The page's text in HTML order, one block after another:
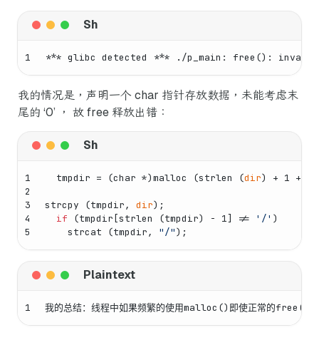
1 *** glibc detected *** ./p_main: free():
我的情况是，声明一个 char 指针存放数据，未能考虑末
尾的 ‘0’ ， 故 free 释放出错：
1
2
3
4
5
  tmpdir = (char *)malloc (strlen (
dir) + 1 +
strcpy (tmpdir, dir);
if (tmpdir[strlen (tmpdir) - 1] != '/' )
    strcat (tmpdir,
"/");
1 我的总结：线程中如果频繁的使用malloc()即使正常的free()，